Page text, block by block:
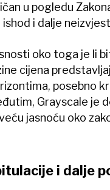
u pogledu
i dalje
oko toga je li
cijena
posebno
Grayscale je
jasnoću oko
i dalje